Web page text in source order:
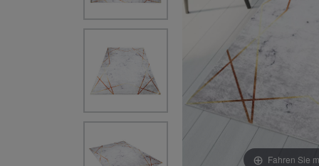
Fahren Sie